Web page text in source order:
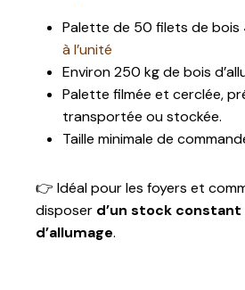
Palette de 50 filets de
à l’unité
Environ 250 kg de bois
Palette filmée et cerclée,
transportée ou stockée.
Taille minimale de
👉 Idéal pour les foyers et
disposer d’un stock constant
d’allumage.